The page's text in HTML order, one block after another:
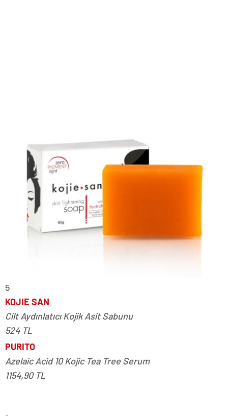
5
KOJIE SAN
Cilt Aydınlatıcı Kojik Asit Sabunu
524 TL
PURITO
Azelaic Acid 10 Kojic Tea Tree Serum
1154,90 TL